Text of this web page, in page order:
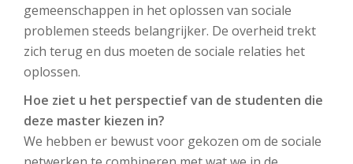
gemeenschappen in het oplossen van sociale
problemen steeds belangrijker. De overheid trekt
zich terug en dus moeten de sociale relaties het
oplossen.
Hoe ziet u het perspectief van de studenten die
deze master kiezen in?
We hebben er bewust voor gekozen om de sociale